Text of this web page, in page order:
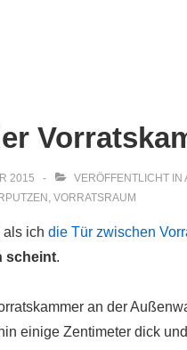
2015 VERÖFFENTLICHT IN
, VORRATSRAUM
als ich die Tür zwischen
scheint.
an der
einige Zentimeter dick